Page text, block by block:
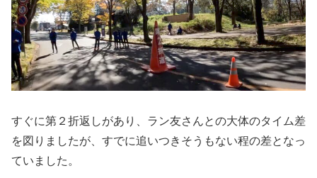
すぐに第２折返しがあり、ラン友さんとの大体のタイム差
を図りましたが、すでに追いつきそうもない程の差となっ
ていました。